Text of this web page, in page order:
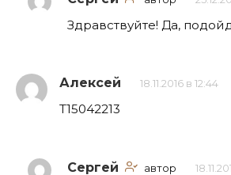
Здравствуйте! Да,
Алексей 18.11.2016 в 12:44
Т15042213
Сергей автор